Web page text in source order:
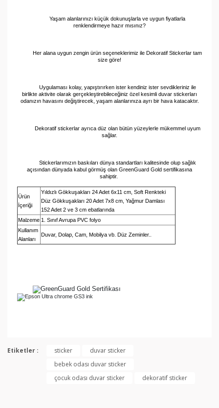
Yaşam alanlarınızı küçük dokunuşlarla ve uygun fiyatlarla
renklendirmeye hazır mısınız?
Her alana uygun zengin ürün seçeneklerimiz ile Dekoratif Stickerlar tam
size göre!
Uygulaması kolay, yapıştırırken ister kendiniz ister sevdikleriniz ile
birlikte aktivite olarak gerçekleştirebileceğiniz özel kesimli duvar stickerları
odanızın havasını değiştirecek, yaşam alanlarınıza ayrı bir hava katacaktır.
Dekoratif stickerlar ayrıca düz olan bütün yüzeylerle mükemmel uyum
sağlar.
Stickerlarımızın baskıları dünya standartları kalitesinde olup sağlık
açısından dünyada kabul görmüş olan GreenGuard Gold sertifikasına
sahiptir.
Ürün
İçeriği
Yıldızlı Gökkuşakları 24 Adet 6x11 cm, Soft Renkteki
Düz Gökkuşakları 20 Adet 7x8 cm, Yağmur Damlası
152 Adet 2 ve 3 cm ebatlarında
Malzeme 1. Sınıf Avrupa PVC folyo
Kullanım
Alanları
Duvar, Dolap, Cam, Mobilya vb. Düz Zeminler..
Bu ürüne ilk yorumu siz yapın!
diğer konularda yetersiz gördüğünüz noktaları öneri
Görüş ve önerileriniz için teşekkür ederiz.
Etiketler : sticker
duvar sticker
bebek odası duvar sticker
çocuk odası duvar sticker
dekoratif sticker